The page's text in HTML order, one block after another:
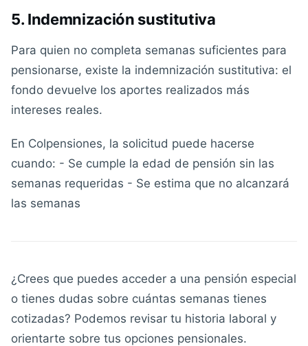
5. Indemnización sustitutiva
Para quien no completa semanas suficientes para
pensionarse, existe la indemnización sustitutiva: el
fondo devuelve los aportes realizados más
intereses reales.
En Colpensiones, la solicitud puede hacerse
cuando: - Se cumple la edad de pensión sin las
semanas requeridas - Se estima que no alcanzará
las semanas
¿Crees que puedes acceder a una pensión especial
o tienes dudas sobre cuántas semanas tienes
cotizadas? Podemos revisar tu historia laboral y
orientarte sobre tus opciones pensionales.